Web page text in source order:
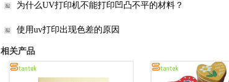
为什么UV打印机不能打印凹凸不平的材料？
使用uv打印出现色差的原因
相关产品